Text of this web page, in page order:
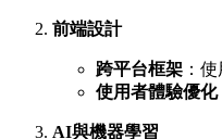
前端設計
跨平台框架 ：
使用者體驗優化
AI與機器學習